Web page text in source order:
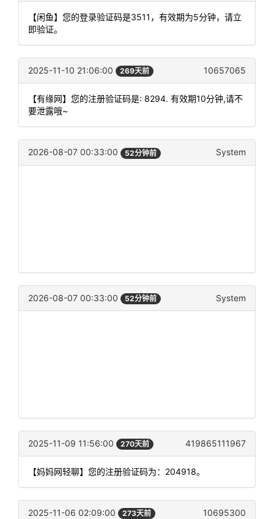
【闲鱼】您的登录验证码是3511，有效期为5分钟，请立
即验证。
2025-11-10 21:06:00 269天前 10657065
【有缘网】您的注册验证码是: 8294. 有效期10分钟,请不
要泄露哦~
2026-08-07 00:33:00 52分钟前 System
2026-08-07 00:33:00 52分钟前 System
2025-11-09 11:56:00 270天前 419865111967
【妈妈网轻聊】您的注册验证码为：204918。
2025-11-06 02:09:00 273天前 10695300